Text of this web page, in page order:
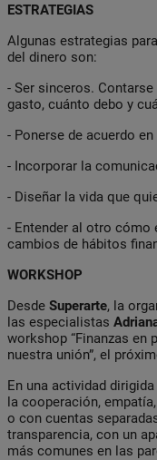
ESTRATEGIAS
Algunas estrategias
del dinero son:
- Ser sinceros.
gasto, cuánto debo y
- Ponerse de acuerdo
- Incorporar la
- Diseñar la vida que
- Entender al otro cómo
cambios de hábitos
WORKSHOP
Desde Superarte, la
las especialistas
workshop “Finanzas en
nuestra unión”, el
En una actividad
la cooperación,
o con cuentas
transparencia, con un
más comunes en las